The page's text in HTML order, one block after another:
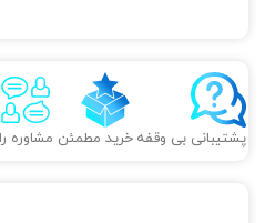
پشتیبانی بی وقفه خرید مطمئن مشاوره